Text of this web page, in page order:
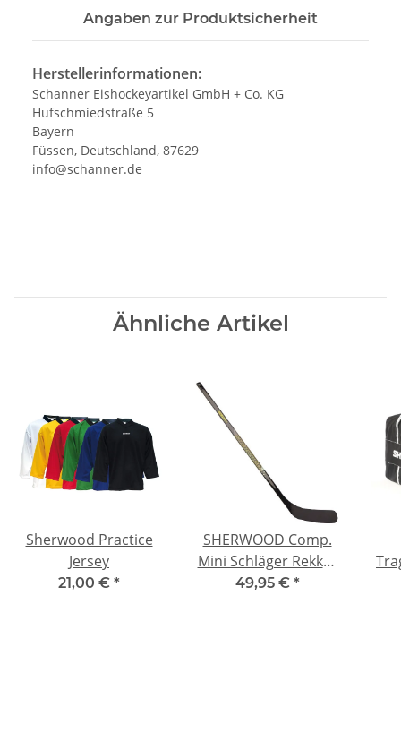
Angaben zur Produktsicherheit
Herstellerinformationen:
Schanner Eishockeyartikel GmbH + Co. KG
Hufschmiedstraße 5
Bayern
Füssen, Deutschland, 87629
info@schanner.de
Ähnliche Artikel
Sherwood Practice
Jersey
21,00 € *
SHERWOOD Comp.
Mini Schläger Rekker
Morph - 37"
49,95 € *